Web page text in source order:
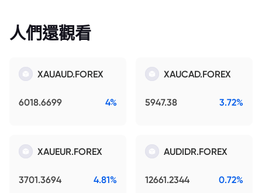
人們還觀看
XAUAUD.FOREX
6018.6699 4%
XAUCAD.FOREX
5947.38 3.72%
XAUEUR.FOREX
3701.3694 4.81%
AUDIDR.FOREX
12661.2344 0.72%